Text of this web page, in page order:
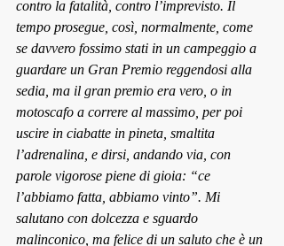
contro la fatalità, contro l’imprevisto. Il
tempo prosegue, così, normalmente, come
se davvero fossimo stati in un campeggio a
guardare un Gran Premio reggendosi alla
sedia, ma il gran premio era vero, o in
motoscafo a correre al massimo, per poi
uscire in ciabatte in pineta, smaltita
l’adrenalina, e dirsi, andando via, con
parole vigorose piene di gioia: “ce
l’abbiamo fatta, abbiamo vinto”. Mi
salutano con dolcezza e sguardo
malinconico, ma felice di un saluto che è un